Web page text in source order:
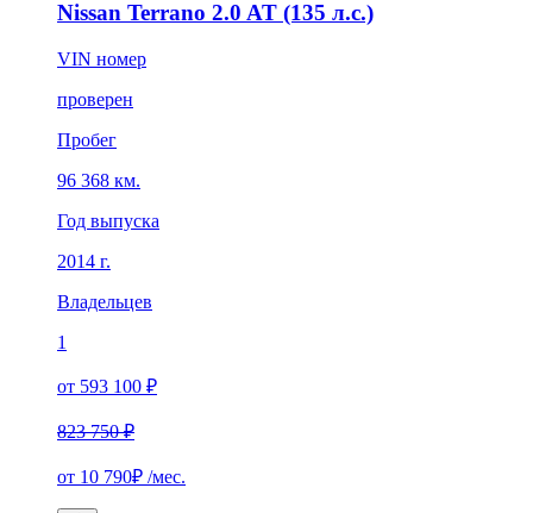
Nissan Terrano 2.0 AT (135 л.с.)
VIN номер
проверен
Пробег
96 368 км.
Год выпуска
2014 г.
Владельцев
1
от 593 100 ₽
823 750 ₽
от 10 790₽ /мес.